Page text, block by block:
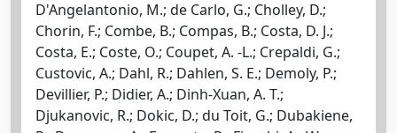
D'Angelantonio, M.; de Carlo, G.; Cholley, D.;
Chorin, F.; Combe, B.; Compas, B.; Costa, D. J.;
Costa, E.; Coste, O.; Coupet, A. -L.; Crepaldi, G.;
Custovic, A.; Dahl, R.; Dahlen, S. E.; Demoly, P.;
Devillier, P.; Didier, A.; Dinh-Xuan, A. T.;
Djukanovic, R.; Dokic, D.; du Toit, G.; Dubakiene,